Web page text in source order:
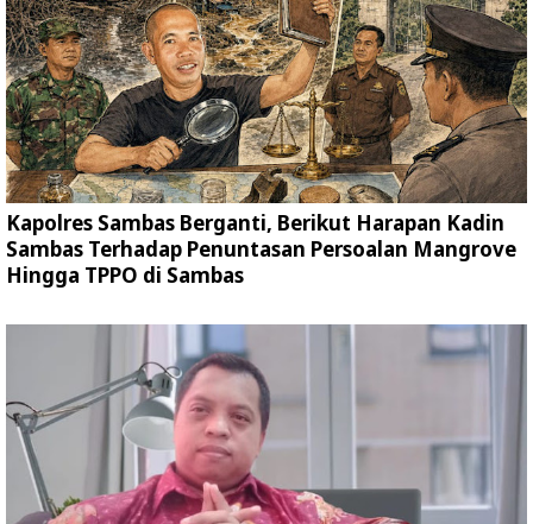
Kapolres Sambas Berganti, Berikut Harapan Kadin
Sambas Terhadap Penuntasan Persoalan Mangrove
Hingga TPPO di Sambas